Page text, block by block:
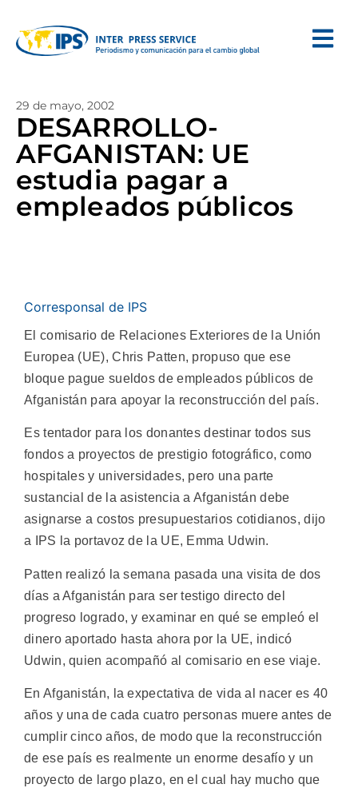
29 de mayo, 2002
DESARROLLO-
AFGANISTAN: UE
estudia pagar a
empleados públicos
Corresponsal de IPS
El comisario de Relaciones Exteriores de la Unión
Europea (UE), Chris Patten, propuso que ese
bloque pague sueldos de empleados públicos de
Afganistán para apoyar la reconstrucción del país.
Es tentador para los donantes destinar todos sus
fondos a proyectos de prestigio fotográfico, como
hospitales y universidades, pero una parte
sustancial de la asistencia a Afganistán debe
asignarse a costos presupuestarios cotidianos, dijo
a IPS la portavoz de la UE, Emma Udwin.
Patten realizó la semana pasada una visita de dos
días a Afganistán para ser testigo directo del
progreso logrado, y examinar en qué se empleó el
dinero aportado hasta ahora por la UE, indicó
Udwin, quien acompañó al comisario en ese viaje.
En Afganistán, la expectativa de vida al nacer es 40
años y una de cada cuatro personas muere antes de
cumplir cinco años, de modo que la reconstrucción
de ese país es realmente un enorme desafío y un
proyecto de largo plazo, en el cual hay mucho que